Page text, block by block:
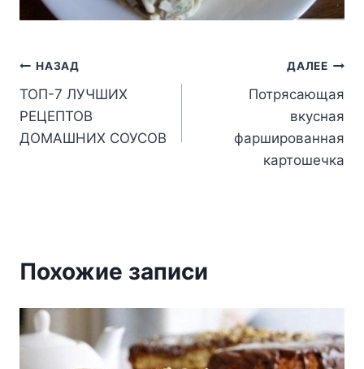
Навигация
по
записям
НАЗАД
ТОП-7 ЛУЧШИХ
РЕЦЕПТОВ
ДОМАШНИХ СОУСОВ
ДАЛЕЕ
Потрясающая
вкусная
фаршированная
картошечка
Похожие записи